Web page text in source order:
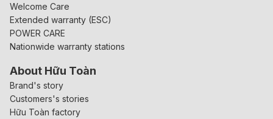
Welcome Care
Extended warranty (ESC)
POWER CARE
Nationwide warranty stations
About Hữu Toàn
Brand's story
Customers's stories
Hữu Toàn factory